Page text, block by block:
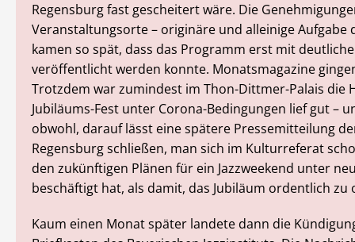
Regensburg fast gescheitert wäre. Die
Veranstaltungsorte – originäre und alleinige Aufgabe
kamen so spät, dass das Programm erst mit
veröffentlicht werden konnte. Monatsmagazine
Trotzdem war zumindest im Thon-Dittmer-Palais die
Jubiläums-Fest unter Corona-Bedingungen lief gut –
obwohl, darauf lässt eine spätere Pressemitteilung
Regensburg schließen, man sich im Kulturreferat
den zukünftigen Plänen für ein Jazzweekend unter
beschäftigt hat, als damit, das Jubiläum ordentlich zu
Kaum einen Monat später landete dann die